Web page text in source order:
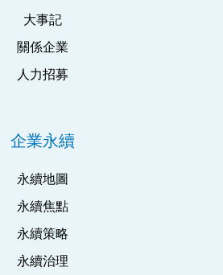
大事記
關係企業
人力招募
企業永續
永續地圖
永續焦點
永續策略
永續治理